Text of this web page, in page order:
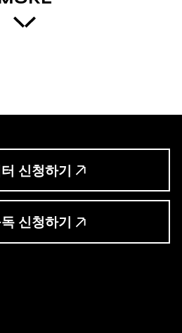
신청하기
신청하기